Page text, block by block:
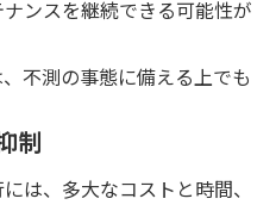
ンスを継続できる可能性が
不測の事態に備える上でも
制
は、多大なコストと時間、